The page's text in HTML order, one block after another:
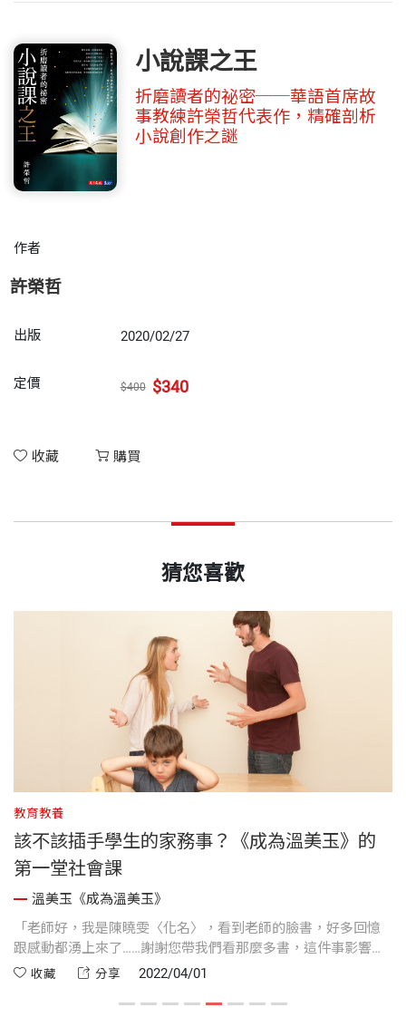
小說課之王
折磨讀者的祕密──華語首席故
事教練許榮哲代表作，精確剖析
小說創作之謎
作者
許榮哲
出版 2020/02/27
定價 $400 $340
收藏 購買
猜您喜歡
教育教養
該不該插手學生的家務事？《成為溫美玉》的
第一堂社會課
溫美玉《成為溫美玉》
「老師好，我是陳曉雯〈化名〉，看到老師的臉書，好多回憶
跟感動都湧上來了……謝謝您帶我們看那麼多書，這件事影響了
我很多，一直到現在都是，才讓我一直忘不了老師。」 臉書跳
那個荒謬的年代。
收藏 分享 2022/04/01